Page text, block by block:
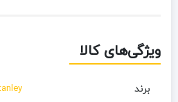
ویژگی‌های کالا
برند